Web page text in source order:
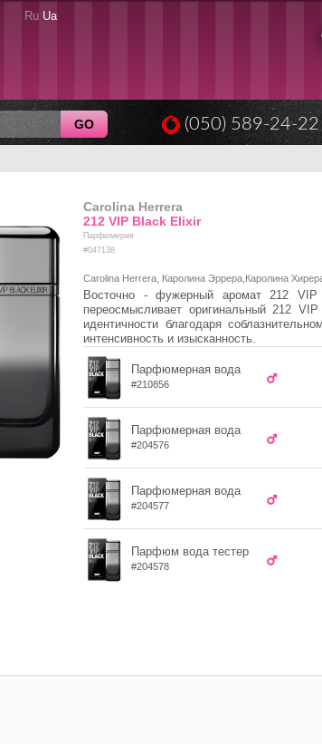
Ru Ua
GO (050) 589-24-22
Carolina Herrera
212 VIP Black Elixir
Парфюмерия
#047138
Carolina Herrera, Каролина Эррера,Каролина
Восточно - фужерный аромат 212
переосмысливает оригинальный 212
идентичности благодаря
интенсивность и изысканность.
Парфюмерная вода
#210856
Парфюмерная вода
#204576
Парфюмерная вода
#204577
Парфюм вода тестер
#204578